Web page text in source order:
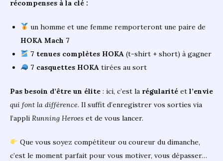
récompenses à la clé :
un homme et une femme remporteront une paire de
HOKA Mach 7
7 tenues complètes HOKA (t-shirt + short) à gagner
7 casquettes HOKA tirées au sort
Pas besoin d’être un élite : ici, c’est la régularité et l’envie
qui font la différence. Il suffit d’enregistrer vos sorties via
l’appli Running Heroes et de vous lancer.
Que vous soyez compétiteur ou coureur du dimanche,
c’est le moment parfait pour vous motiver, vous dépasser…